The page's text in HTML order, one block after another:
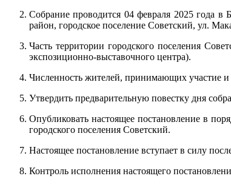
Собрание проводится 04 февраля 2025 года
район, городское поселение Советский, ул.
Часть территории городского поселения
экспозиционно-выставочного центра).
Численность жителей, принимающих участие
Утвердить предварительную повестку дня
Опубликовать настоящее постановление в
городского поселения Советский.
Настоящее постановление вступает в силу
Контроль исполнения настоящего